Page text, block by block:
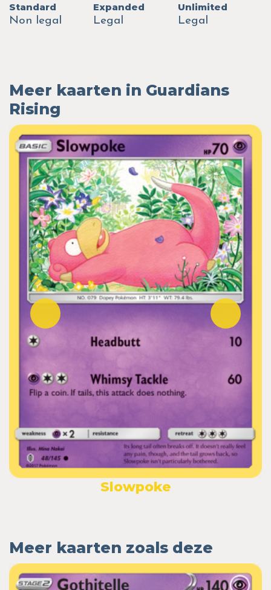
Standard
Non legal
Expanded
Legal
Unlimited
Legal
Meer kaarten in Guardians
Rising
Slowpoke
Meer kaarten zoals deze